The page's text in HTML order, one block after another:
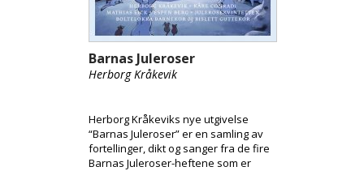
Barnas Juleroser
Herborg Kråkevik
Herborg Kråkeviks nye utgivelse
“Barnas Juleroser” er en samling av
fortellinger, dikt og sanger fra de fire
Barnas Juleroser-heftene som er